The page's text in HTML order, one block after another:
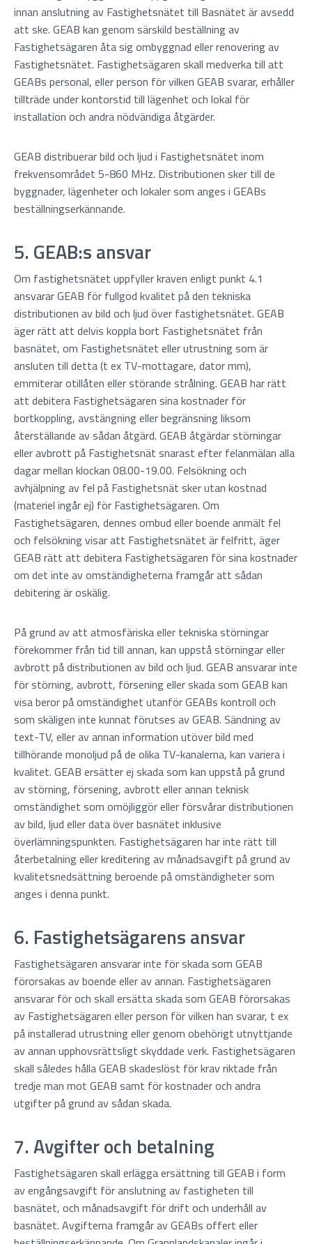
innan anslutning av Fastighetsnätet till Basnätet är avsedd
att ske. GEAB kan genom särskild beställning av
Fastighetsägaren åta sig ombyggnad eller renovering av
Fastighetsnätet. Fastighetsägaren skall medverka till att
GEABs personal, eller person för vilken GEAB svarar, erhåller
tillträde under kontorstid till lägenhet och lokal för
installation och andra nödvändiga åtgärder.
GEAB distribuerar bild och ljud i Fastighetsnätet inom
frekvensområdet 5-860 MHz. Distributionen sker till de
byggnader, lägenheter och lokaler som anges i GEABs
beställningserkännande.
5. GEAB:s ansvar
Om fastighetsnätet uppfyller kraven enligt punkt 4.1
ansvarar GEAB för fullgod kvalitet på den tekniska
distributionen av bild och ljud över fastighetsnätet. GEAB
äger rätt att delvis koppla bort Fastighetsnätet från
basnätet, om Fastighetsnätet eller utrustning som är
ansluten till detta (t ex TV-mottagare, dator mm),
emmiterar otillåten eller störande strålning. GEAB har rätt
att debitera Fastighetsägaren sina kostnader för
bortkoppling, avstängning eller begränsning liksom
återställande av sådan åtgärd. GEAB åtgärdar störningar
eller avbrott på Fastighetsnät snarast efter felanmälan alla
dagar mellan klockan 08.00-19.00. Felsökning och
avhjälpning av fel på Fastighetsnät sker utan kostnad
(materiel ingår ej) för Fastighetsägaren. Om
Fastighetsägaren, dennes ombud eller boende anmält fel
och felsökning visar att Fastighetsnätet är felfritt, äger
GEAB rätt att debitera Fastighetsägaren för sina kostnader
om det inte av omständigheterna framgår att sådan
debitering är oskälig.
På grund av att atmosfäriska eller tekniska störningar
förekommer från tid till annan, kan uppstå störningar eller
avbrott på distributionen av bild och ljud. GEAB ansvarar inte
för störning, avbrott, försening eller skada som GEAB kan
visa beror på omständighet utanför GEABs kontroll och
som skäligen inte kunnat förutses av GEAB. Sändning av
text-TV, eller av annan information utöver bild med
tillhörande monoljud på de olika TV-kanalerna, kan variera i
kvalitet. GEAB ersätter ej skada som kan uppstå på grund
av störning, försening, avbrott eller annan teknisk
omständighet som omöjliggör eller försvårar distributionen
av bild, ljud eller data över basnätet inklusive
överlämningspunkten. Fastighetsägaren har inte rätt till
återbetalning eller kreditering av månadsavgift på grund av
kvalitetsnedsättning beroende på omständigheter som
anges i denna punkt.
6. Fastighetsägarens ansvar
Fastighetsägaren ansvarar inte för skada som GEAB
förorsakas av boende eller av annan. Fastighetsägaren
ansvarar för och skall ersätta skada som GEAB förorsakas
av Fastighetsägaren eller person för vilken han svarar, t ex
på installerad utrustning eller genom obehörigt utnyttjande
av annan upphovsrättsligt skyddade verk. Fastighetsägaren
skall således hålla GEAB skadeslöst för krav riktade från
tredje man mot GEAB samt för kostnader och andra
utgifter på grund av sådan skada.
7. Avgifter och betalning
Fastighetsägaren skall erlägga ersättning till GEAB i form
av engångsavgift för anslutning av fastigheten till
basnätet, och månadsavgift för drift och underhåll av
basnätet. Avgifterna framgår av GEABs offert eller